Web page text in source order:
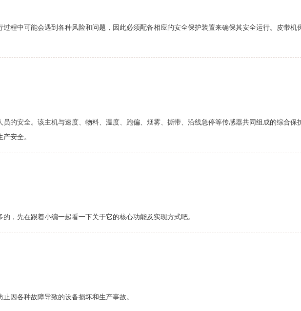
程中可能会遇到各种风险和问题，因此必须配备相应的安全保护装置来确保其安全运行。皮带机
的安全。该主机与速度、物料、温度、跑偏、烟雾、撕带、沿线急停等传感器共同组成的综合保
安全。
，先在跟着小编一起看一下关于它的核心功能及实现方式‌吧。
因各种故障导致的设备损坏和生产事故。